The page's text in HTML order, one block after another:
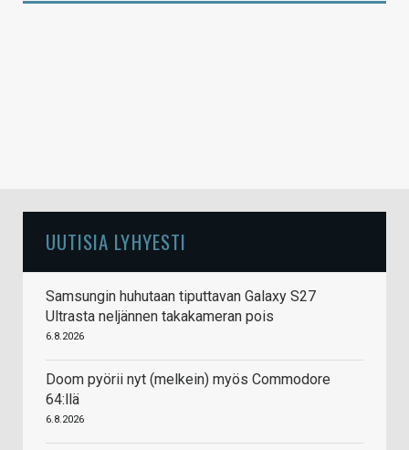
UUTISIA LYHYESTI
Samsungin huhutaan tiputtavan Galaxy S27
Ultrasta neljännen takakameran pois
6.8.2026
Doom pyörii nyt (melkein) myös Commodore
64:llä
6.8.2026